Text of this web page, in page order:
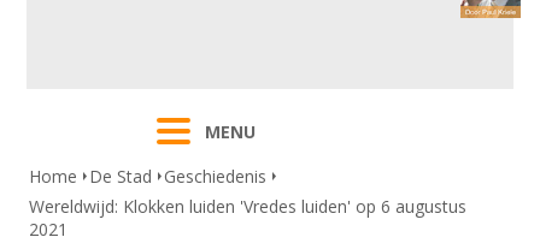
MENU
Home
De Stad
Geschiedenis
Wereldwijd: Klokken luiden 'Vredes luiden' op 6 augustus
2021